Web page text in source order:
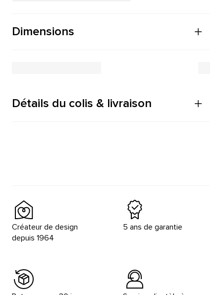
Dimensions
Détails du colis & livraison
Créateur de design
depuis 1964
5 ans de garantie